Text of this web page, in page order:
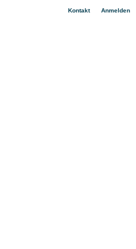
Kontakt| Anmelden